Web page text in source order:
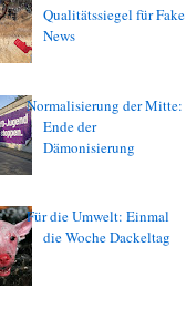
Qualitätssiegel für Fake
News
Normalisierung der Mitte:
Ende der
Dämonisierung
Für die Umwelt: Einmal
die Woche Dackeltag